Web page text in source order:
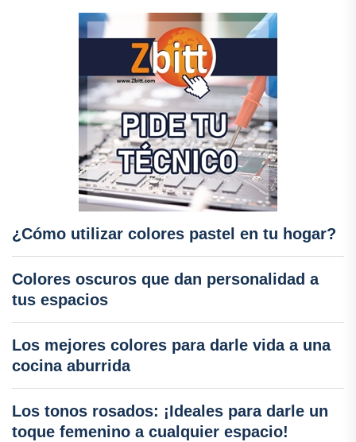
¿Cómo utilizar colores pastel en tu hogar?
Colores oscuros que dan personalidad a
tus espacios
Los mejores colores para darle vida a una
cocina aburrida
Los tonos rosados: ¡Ideales para darle un
toque femenino a cualquier espacio!